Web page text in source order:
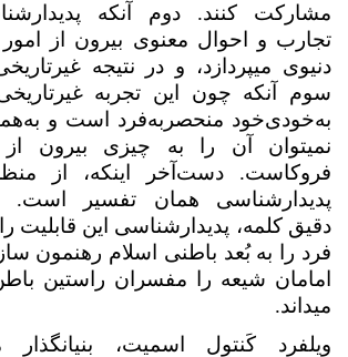
مشارکت کنند. دوم آنکه
تجارب و احوال معنوی بیرون از
دنیوی می­پردازد، و در نتیجه
سوم آنکه چون این تجربه
به‌خودی‌خود منحصربه‌فرد است و
نمی­توان آن را به چیزی بیرون
فروکاست. دست‌آخر اینکه، از
پدیدارشناسی همان تفسیر است.
دقیق کلمه، پدیدارشناسی این قابلیت
فرد را به بُعد باطنی اسلام رهنمون
امامان شیعه را مفسران راستین
می­داند.
ویلفرد کَنتوِل اسمیت،